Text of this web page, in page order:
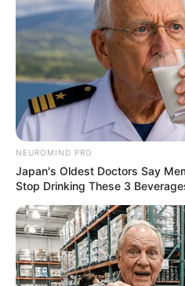
NEUROMIND PRO
Japan's Oldest Doctors Say
Stop Drinking These 3